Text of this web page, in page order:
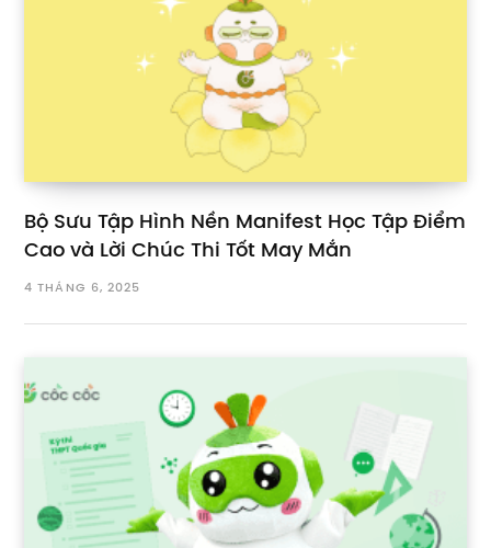
Bộ Sưu Tập Hình Nền Manifest Học Tập Điểm
Cao và Lời Chúc Thi Tốt May Mắn
4 THÁNG 6, 2025